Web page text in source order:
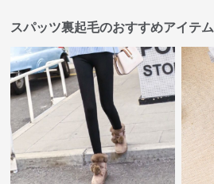
スパッツ裏起毛のおすすめアイテム